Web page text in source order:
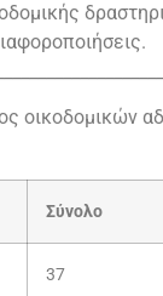
οικοδομικών
Σύνολο
37